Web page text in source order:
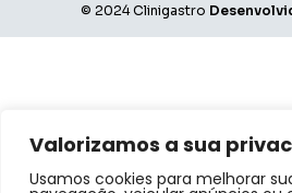
Valorizamos a sua
Usamos cookies para melhorar
© 2024 Clinigastro